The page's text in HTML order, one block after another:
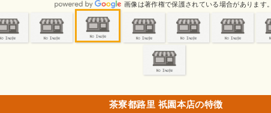
画像は著作権で保護されている場合があります。
茶寮都路里 祇園本店の特徴